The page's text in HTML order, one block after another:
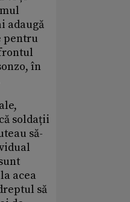
adaugă
pentru
în
soldații
să-
acea
să